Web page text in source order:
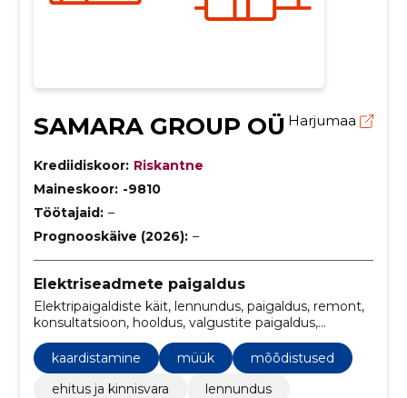
SAMARA GROUP OÜ Harjumaa
Krediidiskoor: Riskantne
Maineskoor: -9810
Töötajaid: –
Prognooskäive (2026): –
Elektriseadmete paigaldus
Elektripaigaldiste käit, lennundus, paigaldus, remont,
konsultatsioon, hooldus, valgustite paigaldus,
valgustid, Hooldus ja remont, nõrkvoolusüsteemid
kaardistamine
müük
mõõdistused
ehitus ja kinnisvara
lennundus